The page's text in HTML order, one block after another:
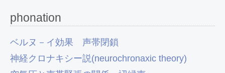
phonation
ベルヌ－イ効果
声帯閉鎖
神経クロナキシー説(neurochronaxic theory)